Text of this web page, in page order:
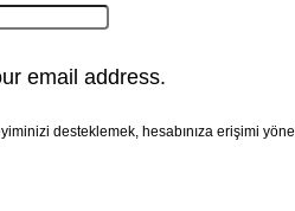
email address.
desteklemek, hesabınıza erişimi